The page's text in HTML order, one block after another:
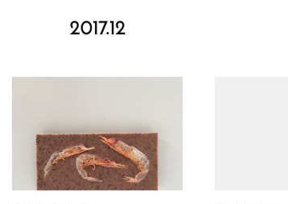
2017.12